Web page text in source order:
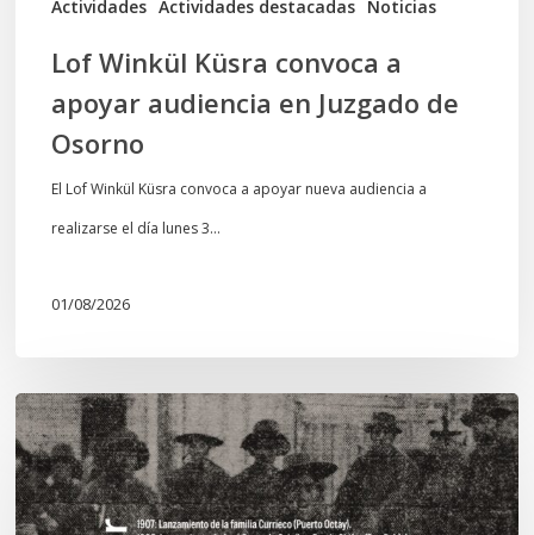
Actividades Actividades destacadas Noticias
Lof Winkül Küsra convoca a
apoyar audiencia en Juzgado de
Osorno
El Lof Winkül Küsra convoca a apoyar nueva audiencia a
realizarse el día lunes 3…
01/08/2026
Chawrakawin:
Palimpsesto
explora
a